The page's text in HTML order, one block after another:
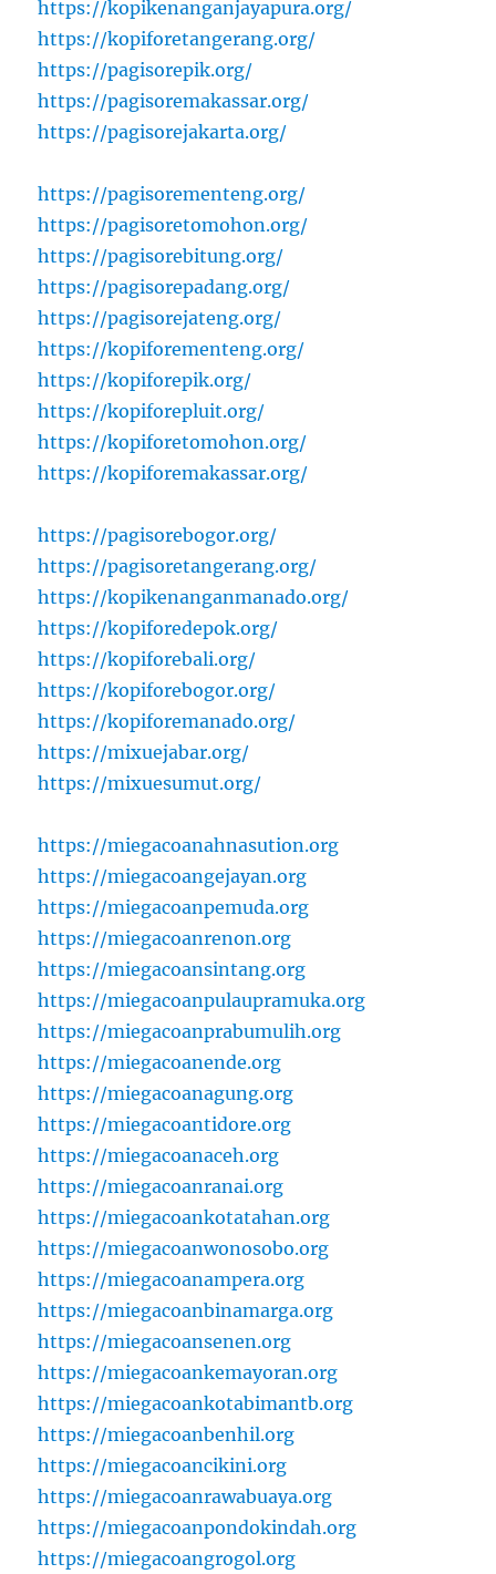
https://kopikenanganjayapura.org/
https://kopiforetangerang.org/
https://pagisorepik.org/
https://pagisoremakassar.org/
https://pagisorejakarta.org/
https://pagisorementeng.org/
https://pagisoretomohon.org/
https://pagisorebitung.org/
https://pagisorepadang.org/
https://pagisorejateng.org/
https://kopiforementeng.org/
https://kopiforepik.org/
https://kopiforepluit.org/
https://kopiforetomohon.org/
https://kopiforemakassar.org/
https://pagisorebogor.org/
https://pagisoretangerang.org/
https://kopikenanganmanado.org/
https://kopiforedepok.org/
https://kopiforebali.org/
https://kopiforebogor.org/
https://kopiforemanado.org/
https://mixuejabar.org/
https://mixuesumut.org/
https://miegacoanahnasution.org
https://miegacoangejayan.org
https://miegacoanpemuda.org
https://miegacoanrenon.org
https://miegacoansintang.org
https://miegacoanpulaupramuka.org
https://miegacoanprabumulih.org
https://miegacoanende.org
https://miegacoanagung.org
https://miegacoantidore.org
https://miegacoanaceh.org
https://miegacoanranai.org
https://miegacoankotatahan.org
https://miegacoanwonosobo.org
https://miegacoanampera.org
https://miegacoanbinamarga.org
https://miegacoansenen.org
https://miegacoankemayoran.org
https://miegacoankotabimantb.org
https://miegacoanbenhil.org
https://miegacoancikini.org
https://miegacoanrawabuaya.org
https://miegacoanpondokindah.org
https://miegacoangrogol.org